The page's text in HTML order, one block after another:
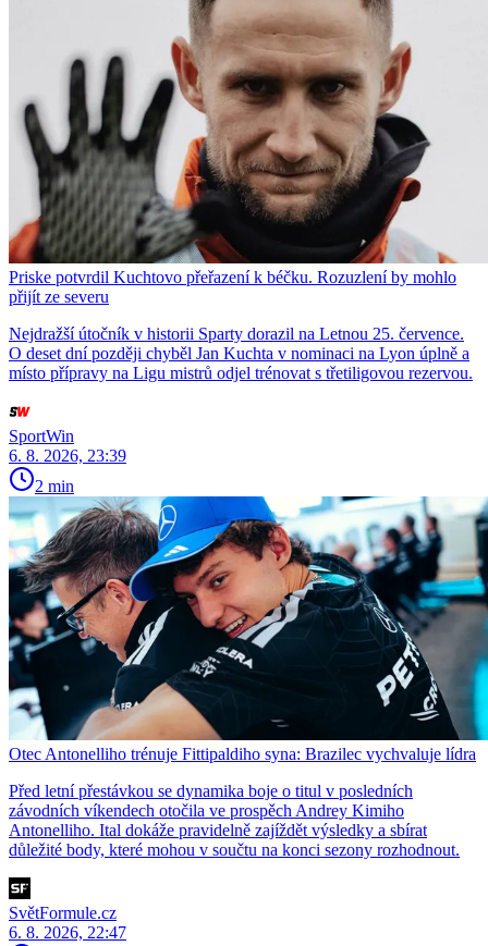
Priske potvrdil Kuchtovo přeřazení k béčku. Rozuzlení by mohlo
přijít ze severu
Nejdražší útočník v historii Sparty dorazil na Letnou 25. července.
O deset dní později chyběl Jan Kuchta v nominaci na Lyon úplně a
místo přípravy na Ligu mistrů odjel trénovat s třetiligovou rezervou.
SportWin
6. 8. 2026, 23:39
2 min
Otec Antonelliho trénuje Fittipaldiho syna: Brazilec vychvaluje lídra
Před letní přestávkou se dynamika boje o titul v posledních
závodních víkendech otočila ve prospěch Andrey Kimiho
Antonelliho. Ital dokáže pravidelně zajíždět výsledky a sbírat
důležité body, které mohou v součtu na konci sezony rozhodnout.
SvětFormule.cz
6. 8. 2026, 22:47